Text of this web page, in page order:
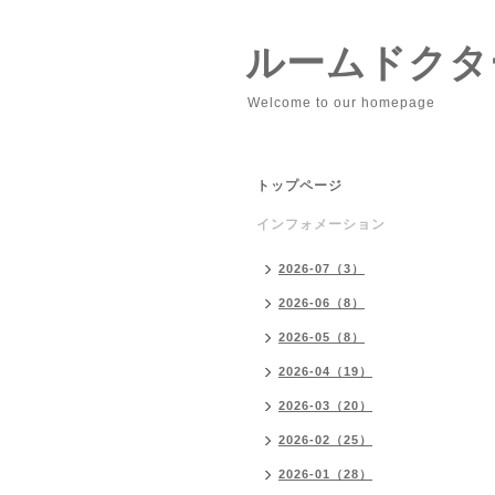
ルームドク
Welcome to our homepage
トップページ
インフォメーション
2026-07（3）
2026-06（8）
2026-05（8）
2026-04（19）
2026-03（20）
2026-02（25）
2026-01（28）